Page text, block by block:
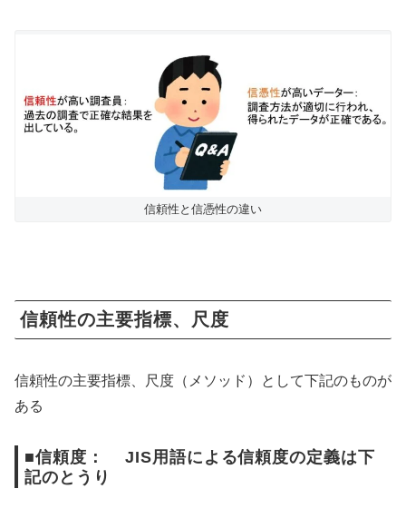
信頼性と信憑性の違い
信頼性の主要指標、尺度
信頼性の主要指標、尺度（メソッド）として下記のものが
ある
■信頼度： JIS用語による信頼度の定義は下
記のとうり